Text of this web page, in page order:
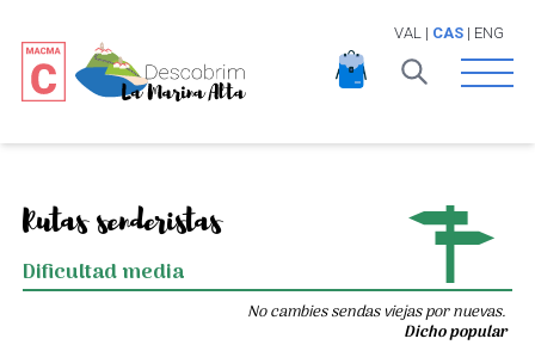
VAL | CAS| ENG
Open
Rutas senderistas
Dificultad media
No cambies sendas viejas por nuevas.
Dicho popular